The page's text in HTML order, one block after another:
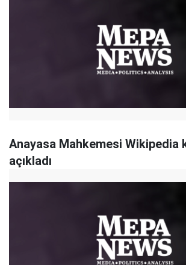
Anayasa Mahkemesi Wikipedia
açıkladı